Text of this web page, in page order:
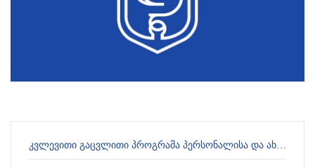
ᲙᲕᲚᲔᲕᲘᲗᲘ ᲒᲐᲪᲕᲚᲘᲗᲘ ᲞᲠᲝᲒᲠᲐᲛᲐ ᲞᲔᲠᲡᲝᲜᲐᲚᲘᲡᲐ ᲓᲐ ᲐᲮᲐᲚᲒᲐᲖᲠᲓᲐ ᲛᲙᲕᲚᲔᲕᲐᲠᲔᲑᲘᲡᲐᲗᲕᲘᲡ